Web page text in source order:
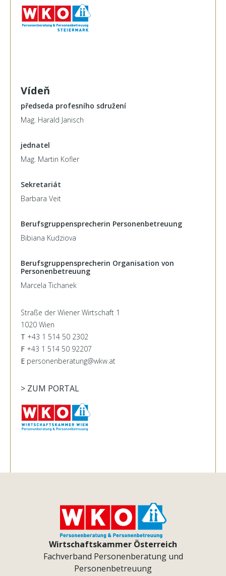
Vídeň
předseda profesního sdružení
Mag. Harald Janisch
jednatel
Mag. Martin Kofler
Sekretariát
Barbara Veit
Berufsgruppensprecherin Personenbetreuung
Bibiana Kudziova
Berufsgruppensprecherin Organisation von
Personenbetreuung
Marcela Tichanek
Straße der Wiener Wirtschaft 1
1020 Wien
T +43 1 514 50 2302
F +43 1 514 50 92207
E personenberatung@wkw.at
> ZUM PORTAL
Wirtschaftskammer Österreich
Fachverband Personenberatung und
Personenbetreuung